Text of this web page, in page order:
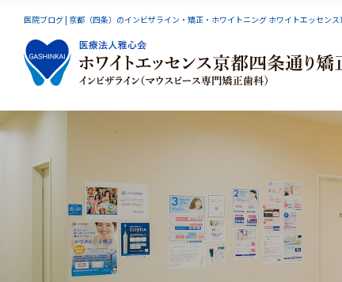
医院ブログ | 京都（四条）のインビザライン・矯正・ホワイトニング ホワイトエッセン
インビザライン
スマーティーGS 小
オーラルリフレクソロジー